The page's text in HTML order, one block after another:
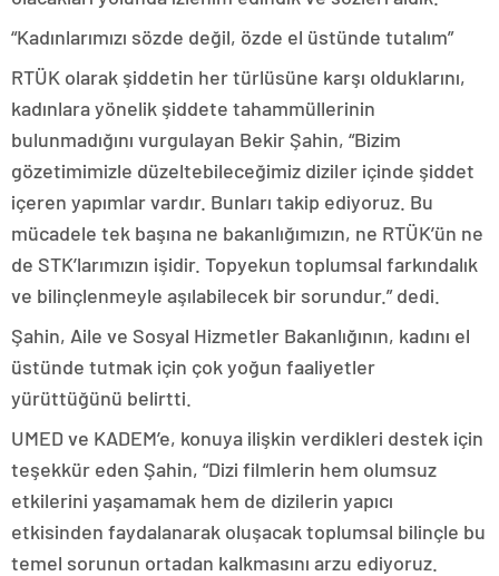
“Kadınlarımızı sözde değil, özde el üstünde tutalım”
RTÜK olarak şiddetin her türlüsüne karşı olduklarını,
kadınlara yönelik şiddete tahammüllerinin
bulunmadığını vurgulayan Bekir Şahin, “Bizim
gözetimimizle düzeltebileceğimiz diziler içinde şiddet
içeren yapımlar vardır. Bunları takip ediyoruz. Bu
mücadele tek başına ne bakanlığımızın, ne RTÜK’ün ne
de STK’larımızın işidir. Topyekun toplumsal farkındalık
ve bilinçlenmeyle aşılabilecek bir sorundur.” dedi.
Şahin, Aile ve Sosyal Hizmetler Bakanlığının, kadını el
üstünde tutmak için çok yoğun faaliyetler
yürüttüğünü belirtti.
UMED ve KADEM’e, konuya ilişkin verdikleri destek için
teşekkür eden Şahin, “Dizi filmlerin hem olumsuz
etkilerini yaşamamak hem de dizilerin yapıcı
etkisinden faydalanarak oluşacak toplumsal bilinçle bu
temel sorunun ortadan kalkmasını arzu ediyoruz.